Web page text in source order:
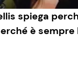
spiega
è sempre